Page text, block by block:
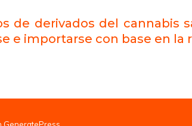
de derivados del cannabis
e importarse con base en la